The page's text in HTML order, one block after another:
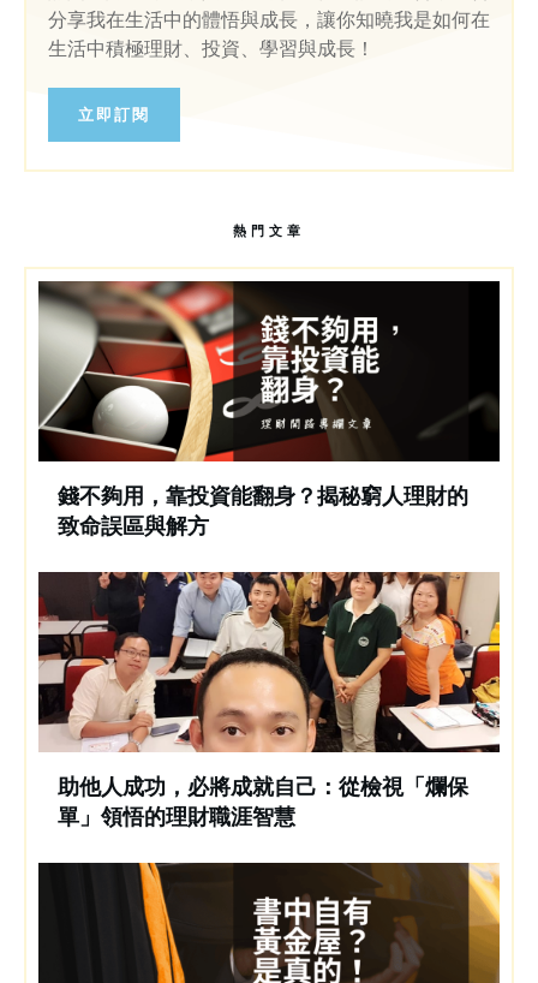
分享我在生活中的體悟與成長，讓你知曉我是如何在
生活中積極理財、投資、學習與成長！
立即訂閱
熱門文章
錢不夠用，靠投資能翻身？揭秘窮人理財的
致命誤區與解方
助他人成功，必將成就自己：從檢視「爛保
單」領悟的理財職涯智慧